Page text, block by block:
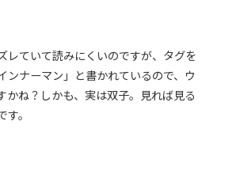
レていて読みにくいのですが、タグを
ンナーマン」と書かれているので、ウ
かね？しかも、実は双子。見れば見る
。